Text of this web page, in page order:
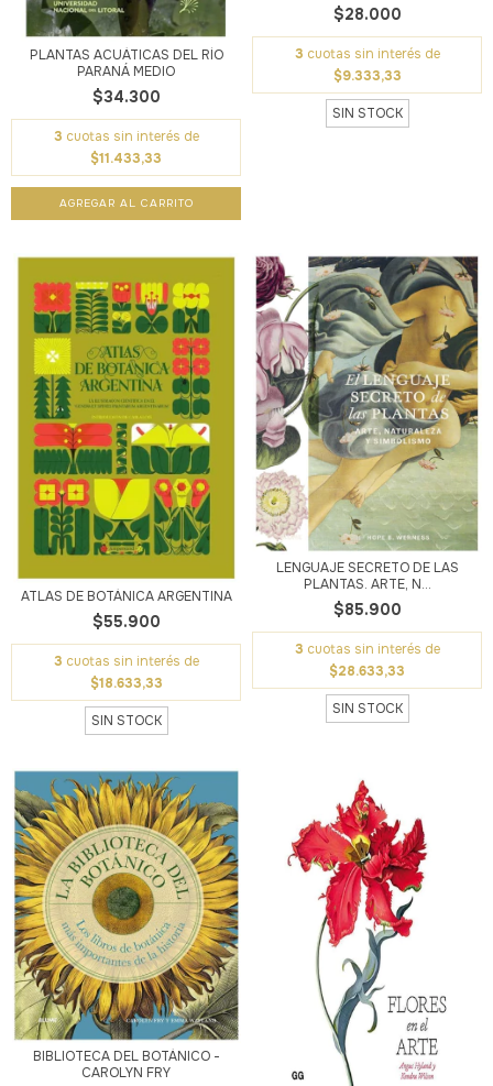
PLANTAS ACUÁTICAS DEL RÍO
PARANÁ MEDIO
$34.300
3 cuotas sin interés de
$11.433,33
$28.000
3 cuotas sin interés de
$9.333,33
SIN STOCK
ATLAS DE BOTÁNICA ARGENTINA
$55.900
3 cuotas sin interés de
$18.633,33
SIN STOCK
LENGUAJE SECRETO DE LAS
PLANTAS. ARTE, N...
$85.900
3 cuotas sin interés de
$28.633,33
SIN STOCK
BIBLIOTECA DEL BOTÁNICO -
CAROLYN FRY